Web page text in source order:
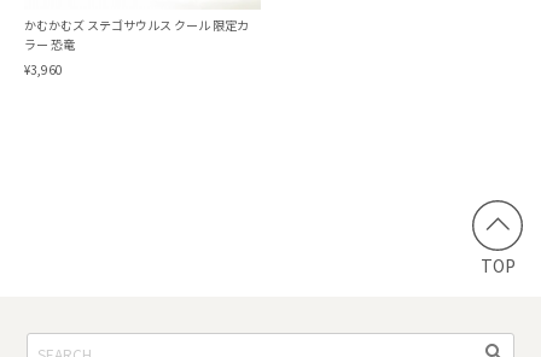
かむかむズ ステゴサウルス クール 限定カ
ラー 恐竜
¥3,960
TOP